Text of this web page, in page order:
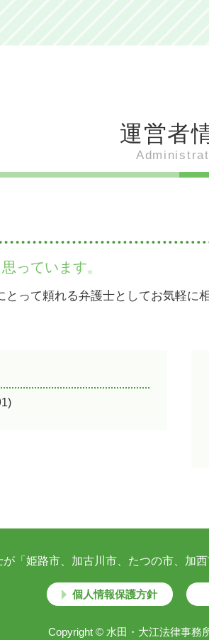
姫路 食べ物 おすすめ
姫路 御座候 観光
姫路 グルメ 名物 どろ
明石焼き風たこ焼き 姫
姫路 グルメ 名物
姫路 食 有名
姫路 ござそうろうとは
運営者
っています。
って頼れる弁護士としてお気軽
が「姫路市、加古川市、たつの市、加
個人情報保護方針
Copyright © 水田・大江法律事務